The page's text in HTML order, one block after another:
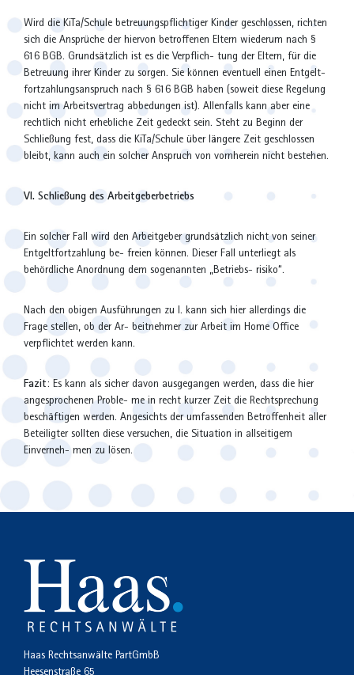
Wird die KiTa/Schule betreuungspflichtiger Kinder geschlossen, richten
sich die Ansprüche der hiervon betroffenen Eltern wiederum nach §
616 BGB. Grundsätzlich ist es die Verpflich- tung der Eltern, für die
Betreuung ihrer Kinder zu sorgen. Sie können eventuell einen Entgelt-
fortzahlungsanspruch nach § 616 BGB haben (soweit diese Regelung
nicht im Arbeitsvertrag abbedungen ist). Allenfalls kann aber eine
rechtlich nicht erhebliche Zeit gedeckt sein. Steht zu Beginn der
Schließung fest, dass die KiTa/Schule über längere Zeit geschlossen
bleibt, kann auch ein solcher Anspruch von vornherein nicht bestehen.
VI. Schließung des Arbeitgeberbetriebs
Ein solcher Fall wird den Arbeitgeber grundsätzlich nicht von seiner
Entgeltfortzahlung be- freien können. Dieser Fall unterliegt als
behördliche Anordnung dem sogenannten „Betriebs- risiko“.
Nach den obigen Ausführungen zu I. kann sich hier allerdings die
Frage stellen, ob der Ar- beitnehmer zur Arbeit im Home Office
verpflichtet werden kann.
Fazit: Es kann als sicher davon ausgegangen werden, dass die hier
angesprochenen Proble- me in recht kurzer Zeit die Rechtsprechung
beschäftigen werden. Angesichts der umfassenden Betroffenheit aller
Beteiligter sollten diese versuchen, die Situation in allseitigem
Einverneh- men zu lösen.
Haas Rechtsanwälte PartGmbB
Heesenstraße 65